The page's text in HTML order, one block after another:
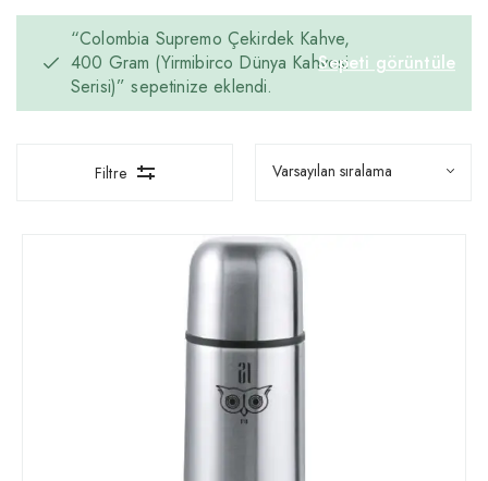
Sepeti görüntüle
“Colombia Supremo Çekirdek Kahve,
400 Gram (Yirmibirco Dünya Kahvesi
Serisi)” sepetinize eklendi.
Filtre